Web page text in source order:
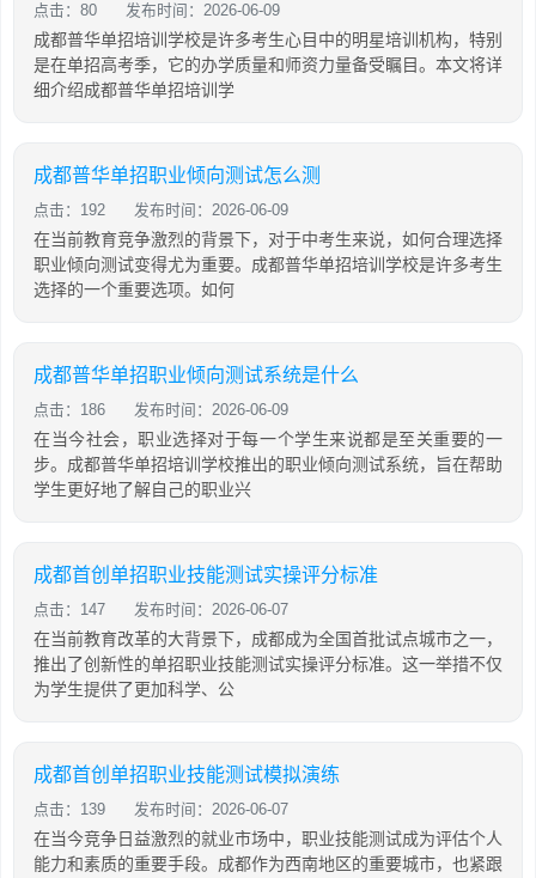
点击：80 发布时间：2026-06-09
成都普华单招培训学校是许多考生心目中的明星培训机构，特别
是在单招高考季，它的办学质量和师资力量备受瞩目。本文将详
细介绍成都普华单招培训学
成都普华单招职业倾向测试怎么测
点击：192 发布时间：2026-06-09
在当前教育竞争激烈的背景下，对于中考生来说，如何合理选择
职业倾向测试变得尤为重要。成都普华单招培训学校是许多考生
选择的一个重要选项。如何
成都普华单招职业倾向测试系统是什么
点击：186 发布时间：2026-06-09
在当今社会，职业选择对于每一个学生来说都是至关重要的一
步。成都普华单招培训学校推出的职业倾向测试系统，旨在帮助
学生更好地了解自己的职业兴
成都首创单招职业技能测试实操评分标准
点击：147 发布时间：2026-06-07
在当前教育改革的大背景下，成都成为全国首批试点城市之一，
推出了创新性的单招职业技能测试实操评分标准。这一举措不仅
为学生提供了更加科学、公
成都首创单招职业技能测试模拟演练
点击：139 发布时间：2026-06-07
在当今竞争日益激烈的就业市场中，职业技能测试成为评估个人
能力和素质的重要手段。成都作为西南地区的重要城市，也紧跟